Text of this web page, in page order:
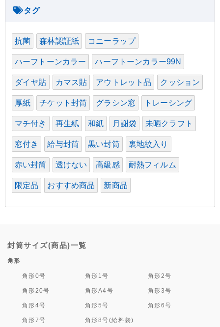
抗菌 森林認証紙 コニーラップ
ハーフトーンカラー ハーフトーンカラー99N
ダイヤ貼 カマス貼 アウトレット品 クッション
厚紙 チケット封筒 グラシン窓 トレーシング
マチ付き 再生紙 和紙 月謝袋 未晒クラフト
窓付き 給与封筒 黒い封筒 裏地紋入り
赤い封筒 透けない 高級感 耐熱フィルム
限定品 おすすめ商品 新商品
封筒サイズ(商品)一覧
角形
角形0号 角形1号 角形2号
角形20号 角形A4号 角形3号
角形4号 角形5号 角形6号
角形7号 角形8号(給料袋)